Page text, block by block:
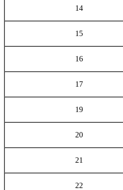
14
15
16
17
19
20
21
22